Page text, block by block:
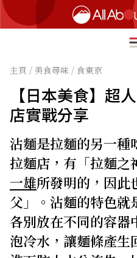
HOME
深度旅遊
美食尋味
流行文化
創新趨勢
在地故事
主頁 / 美食尋味 / 食東京
【日本美食】超
店實戰分享
沾麵是拉麵的另一種
拉麵店，有「拉麵之
一雄所發明的，因此
父」。沾麵的特色就
各別放在不同的容器
泡冷水，讓麵條產生